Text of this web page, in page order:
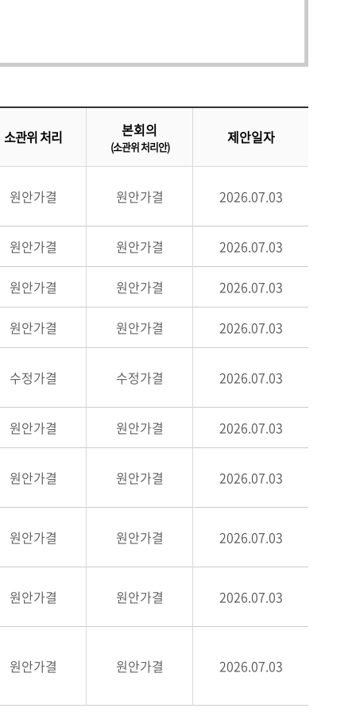
소관위 처리 본회의
(소관위 처리안)
제안일자
원안가결 원안가결 2026.07.03
원안가결 원안가결 2026.07.03
원안가결 원안가결 2026.07.03
원안가결 원안가결 2026.07.03
수정가결 수정가결 2026.07.03
원안가결 원안가결 2026.07.03
원안가결 원안가결 2026.07.03
원안가결 원안가결 2026.07.03
원안가결 원안가결 2026.07.03
원안가결 원안가결 2026.07.03